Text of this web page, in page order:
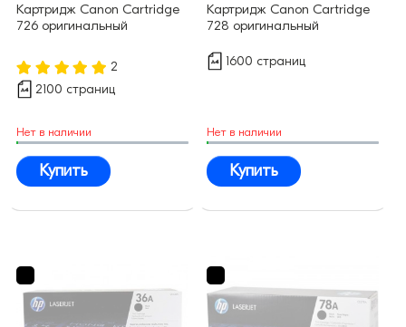
Картридж Canon Cartridge
726 оригинальный
2
2100 страниц
Нет в наличии
Купить
Картридж Canon Cartridge
728 оригинальный
1600 страниц
Нет в наличии
Купить